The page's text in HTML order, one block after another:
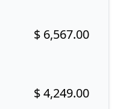
Buy now!
$ 6,567.00
Buy now!
$ 4,249.00